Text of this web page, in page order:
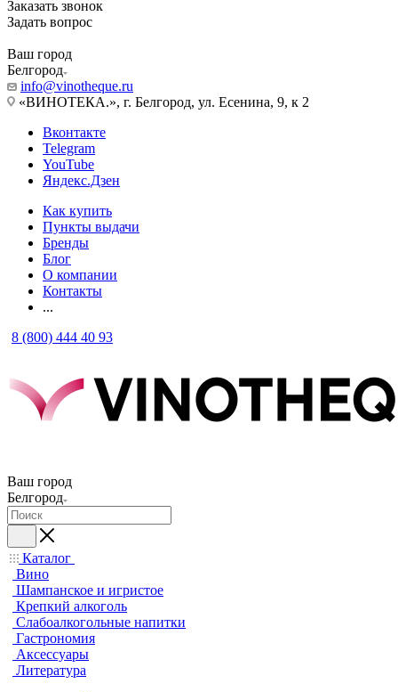
Заказать звонок
Задать вопрос
Ваш город
Белгород
info@vinotheque.ru
«ВИНОТЕКА.», г. Белгород, ул. Есенина, 9, к 2
Вконтакте
Telegram
YouTube
Яндекс.Дзен
Как купить
Пункты выдачи
Бренды
Блог
О компании
Контакты
...
8 (800) 444 40 93
Ваш город
Белгород
Каталог
Вино
Шампанское и игристое
Крепкий алкоголь
Слабоалкогольные напитки
Гастрономия
Аксессуары
Литература